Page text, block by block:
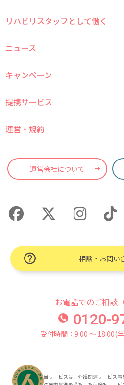
リハビリスタッフとして働く
ニュース
キャンペーン
提携サービス
運営・規約
運営会社について
相談・お問い
お電話でのご相談
0120-
受付時間：9:00 〜 18:00(
当サービスは、介護関連サービス事